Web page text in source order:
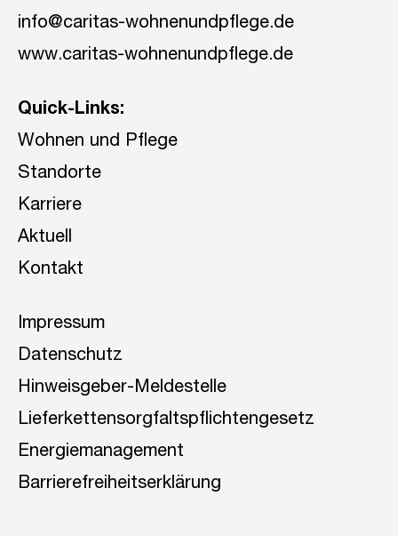
info@caritas-wohnenundpflege.de
www.caritas-wohnenundpflege.de
Quick-Links:
Wohnen und Pflege
Standorte
Karriere
Aktuell
Kontakt
Impressum
Datenschutz
Hinweisgeber-Meldestelle
Lieferkettensorgfaltspflichtengesetz
Energiemanagement
Barrierefreiheitserklärung